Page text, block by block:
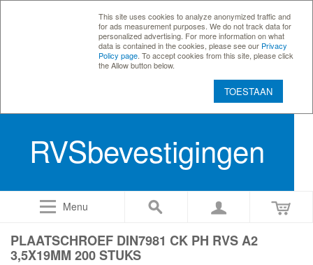
This site uses cookies to analyze anonymized traffic and
for ads measurement purposes. We do not track data for
personalized advertising. For more information on what
data is contained in the cookies, please see our Privacy
Policy page . To accept cookies from this site, please click
the Allow button below.
TOESTAAN
RVSbevestigingen
Menu
PLAATSCHROEF DIN7981 CK PH RVS A2
3,5X19MM 200 STUKS